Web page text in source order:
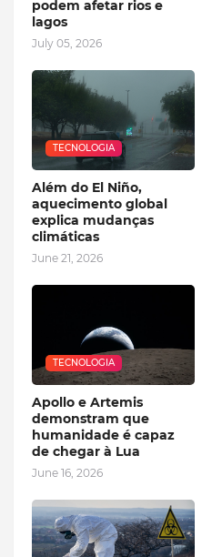
podem afetar rios e
lagos
July 05, 2026
TECNOLOGIA
Além do El Niño,
aquecimento global
explica mudanças
climáticas
June 21, 2026
TECNOLOGIA
Apollo e Artemis
demonstram que
humanidade é capaz
de chegar à Lua
June 16, 2026